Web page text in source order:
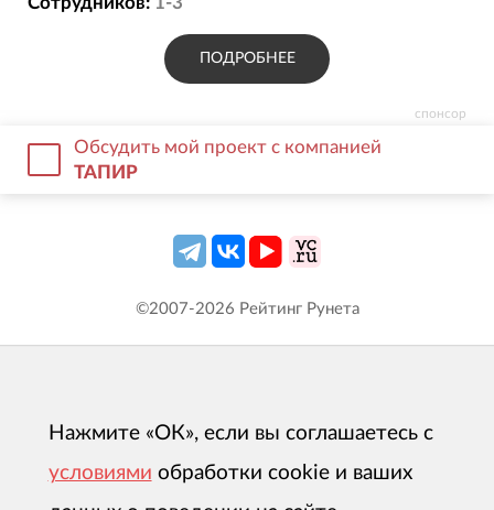
спонсор
ПОДРОБНЕЕ
Обсудить мой проект с компанией
ТАПИР
©2007-2026 Рейтинг Рунета
Нажмите «ОК», если вы соглашаетесь с
условиями обработки cookie и ваших